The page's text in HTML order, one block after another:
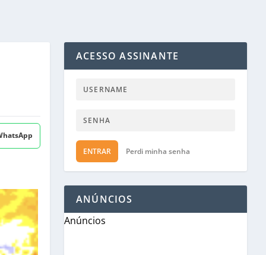
ACESSO ASSINANTE
ENTRAR Perdi minha senha
ANÚNCIOS
Anúncios